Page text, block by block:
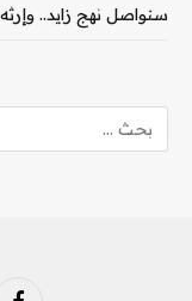
سنواصل نهج زايد..